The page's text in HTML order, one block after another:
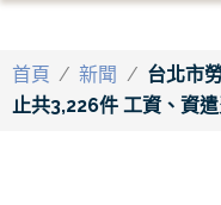
首頁 / 新聞 / 台北市
止共3,226件 工資、資